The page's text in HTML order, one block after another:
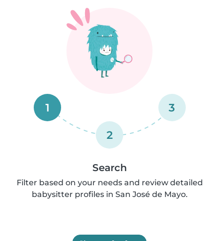
1
2
3
Search
Filter based on your needs and review detailed
babysitter profiles in San José de Mayo.